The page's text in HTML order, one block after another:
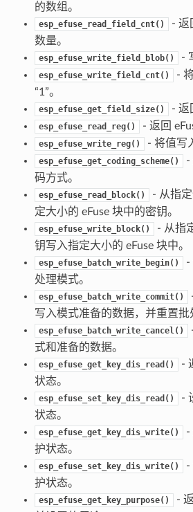
的数组。
esp_efuse_read_field_cnt()
- 返
数量。
esp_efuse_write_field_blob() -
esp_efuse_write_field_cnt()
-
“1”。
esp_efuse_get_field_size() - 返
esp_efuse_read_reg() - 返回
esp_efuse_write_reg() - 将值写
esp_efuse_get_coding_scheme()
-
码方式。
esp_efuse_read_block()
- 从指
定大小的 eFuse 块中的密钥。
esp_efuse_write_block()
- 从指
钥写入指定大小的 eFuse 块中。
esp_efuse_batch_write_begin()
-
处理模式。
esp_efuse_batch_write_commit()
写入模式准备的数据，并重置批
esp_efuse_batch_write_cancel()
式和准备的数据。
esp_efuse_get_key_dis_read()
-
状态。
esp_efuse_set_key_dis_read()
-
状态。
esp_efuse_get_key_dis_write()
-
护状态。
esp_efuse_set_key_dis_write()
-
护状态。
esp_efuse_get_key_purpose()
-